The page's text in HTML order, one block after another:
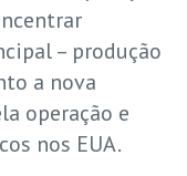
– produção
a nova
operação e
nos EUA.